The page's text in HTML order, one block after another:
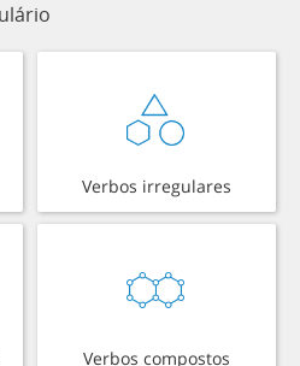
Verbos irregulares
Verbos compostos